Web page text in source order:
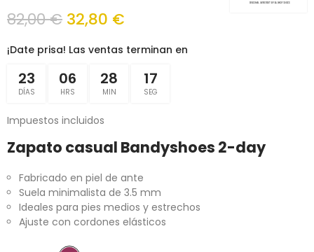
82,00 € 32,80 €
¡Date prisa! Las ventas terminan en
23
DÍAS
06
HRS
28
MIN
17
SEG
Impuestos incluidos
Zapato casual Bandyshoes 2-day
Fabricado en piel de ante
Suela minimalista de 3.5 mm
Ideales para pies medios y estrechos
Ajuste con cordones elásticos